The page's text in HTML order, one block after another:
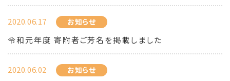
2020.06.17 お知らせ
令和元年度 寄附者ご芳名を掲載しました
2020.06.02 お知らせ